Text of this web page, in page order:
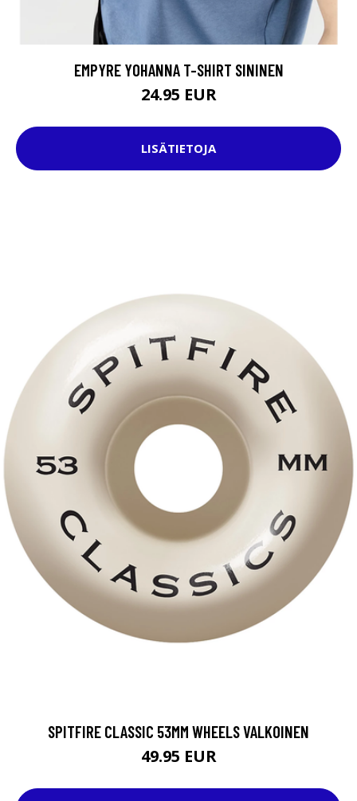
EMPYRE YOHANNA T-SHIRT SININEN
24.95 EUR
LISÄTIETOJA
SPITFIRE CLASSIC 53MM WHEELS VALKOINEN
49.95 EUR